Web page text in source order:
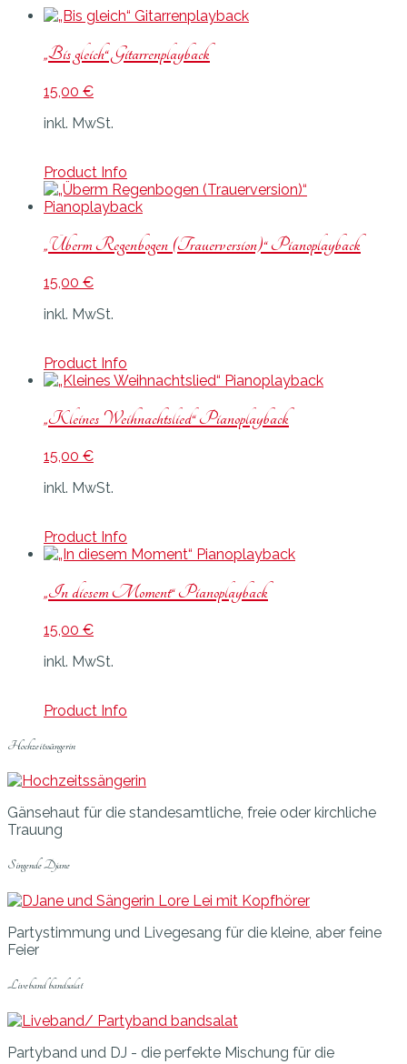
„Bis gleich“ Gitarrenplayback
15,00 €
inkl. MwSt.
Product Info
„Überm Regenbogen (Trauerversion)“ Pianoplayback
15,00 €
inkl. MwSt.
Product Info
„Kleines Weihnachtslied“ Pianoplayback
15,00 €
inkl. MwSt.
Product Info
„In diesem Moment“ Pianoplayback
15,00 €
inkl. MwSt.
Product Info
Hochzeitssängerin
Gänsehaut für die standesamtliche, freie oder kirchliche
Trauung
Singende Djane
Partystimmung und Livegesang für die kleine, aber feine
Feier
Liveband bandsalat
Partyband und DJ - die perfekte Mischung für die